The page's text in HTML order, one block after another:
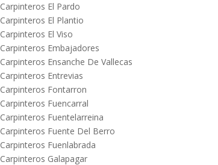
Carpinteros El Pardo
Carpinteros El Plantio
Carpinteros El Viso
Carpinteros Embajadores
Carpinteros Ensanche De Vallecas
Carpinteros Entrevias
Carpinteros Fontarron
Carpinteros Fuencarral
Carpinteros Fuentelarreina
Carpinteros Fuente Del Berro
Carpinteros Fuenlabrada
Carpinteros Galapagar